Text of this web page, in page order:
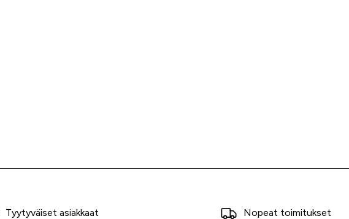
Tyytyväiset asiakkaat Nopeat toimitukset